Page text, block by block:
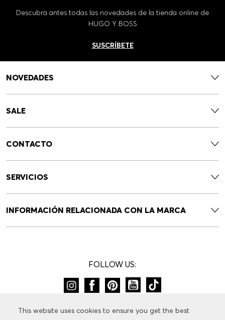
This website uses cookies to ensure you get the best
This website uses cookies to ensure you get the best
Descubra antes todas las novedades de la tienda online de
HUGO Y BOSS
SUSCRÍBETE
NOVEDADES
SALE
CONTACTO
SERVICIOS
INFORMACIÓN RELACIONADA CON LA MARCA
FOLLOW US:
CAMBIAR DE PAÍS: